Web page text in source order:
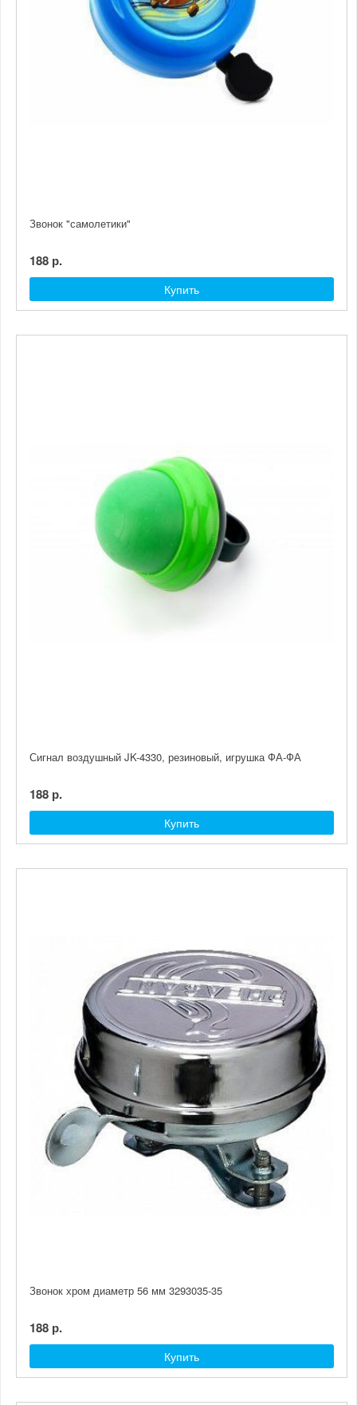
Звонок "самолетики"
188 р.
Купить
Сигнал воздушный JK-4330, резиновый, игрушка ФА-ФА
188 р.
Купить
Звонок хром диаметр 56 мм 3293035-35
188 р.
Купить